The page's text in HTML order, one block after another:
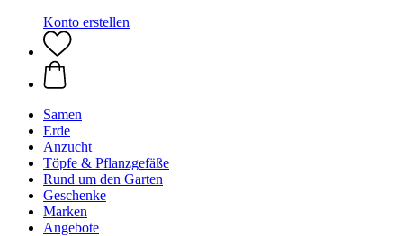
Konto erstellen
Samen
Erde
Anzucht
Töpfe & Pflanzgefäße
Rund um den Garten
Geschenke
Marken
Angebote